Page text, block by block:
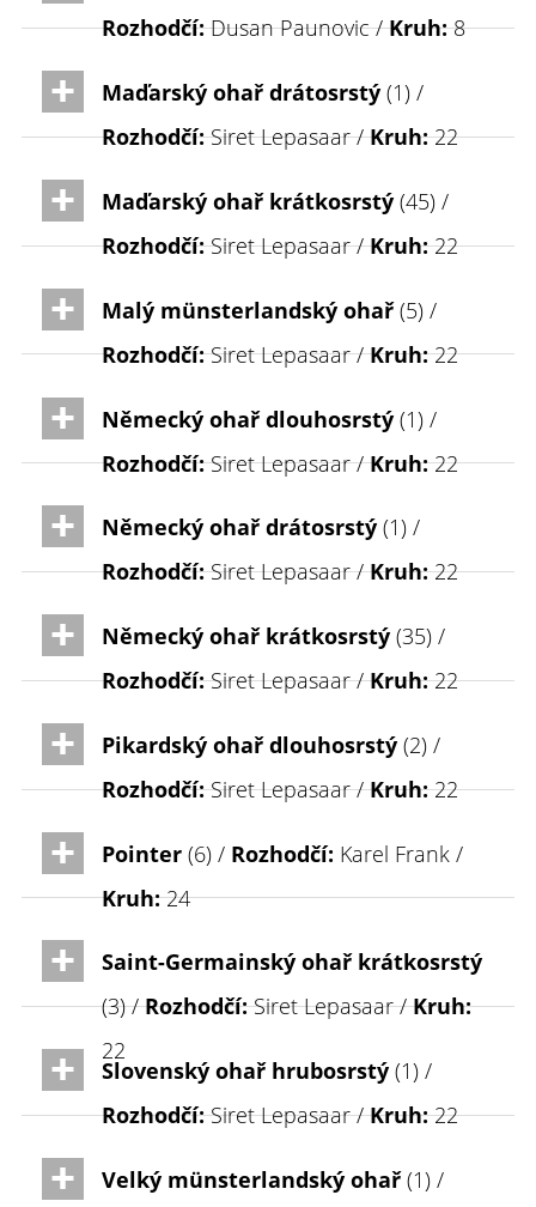
Rozhodčí:Dusan Paunovic /Kruh:8
Maďarský ohař drátosrstý (1) /
Rozhodčí:Siret Lepasaar /Kruh:22
Maďarský ohař krátkosrstý (45) /
Rozhodčí:Siret Lepasaar /Kruh:22
Malý münsterlandský ohař(5) /
Rozhodčí:Siret Lepasaar /Kruh:22
Německý ohař dlouhosrstý (1) /
Rozhodčí:Siret Lepasaar /Kruh:22
Německý ohař drátosrstý (1) /
Rozhodčí:Siret Lepasaar /Kruh:22
Německý ohař krátkosrstý (35) /
Rozhodčí:Siret Lepasaar /Kruh:22
Pikardský ohař dlouhosrstý (2) /
Rozhodčí:Siret Lepasaar /Kruh:22
Pointer (6) / Rozhodčí: Karel Frank /
Kruh:24
Saint-Germainský ohař krátkosrstý
(3) /Rozhodčí:Siret Lepasaar /Kruh:
22
Slovenský ohař hrubosrstý (1) /
Rozhodčí:Siret Lepasaar /Kruh:22
Velký münsterlandský ohař(1) /